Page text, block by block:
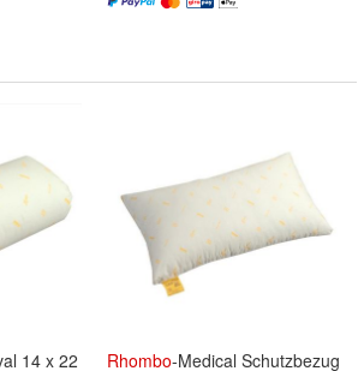
14 x 22 Rhombo-Medical Schutzbezug